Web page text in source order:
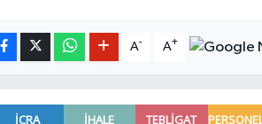
A- A+